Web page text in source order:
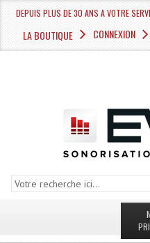
DEPUIS PLUS DE 30 ANS A VOTRE
LA BOUTIQUE CONNEXION